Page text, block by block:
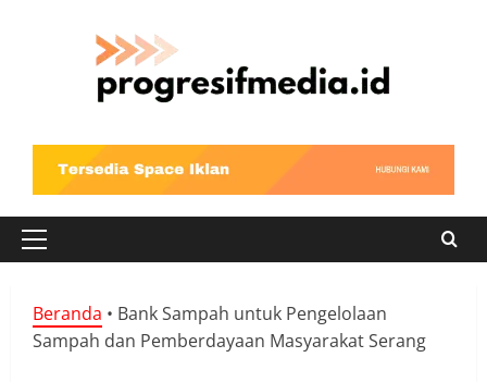
Primary
Beranda • Bank Sampah untuk Pengelolaan
Sampah dan Pemberdayaan Masyarakat Serang